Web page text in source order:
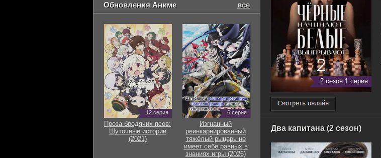
2 сезон 1 серия
Два капитана (2 сезон)
Обновления Аниме все
12 серия
Проза бродячих псов:
Шуточные истории
(2021)
6 серия
Изгнанный
реинкарнированный
тяжёлый рыцарь не
имеет себе равных в
знаниях игры (2026)